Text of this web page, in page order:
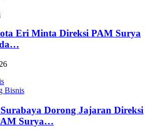
Eri Minta Direksi PAM Surya
Bisnis
Dorong Jajaran Direksi
Surya…